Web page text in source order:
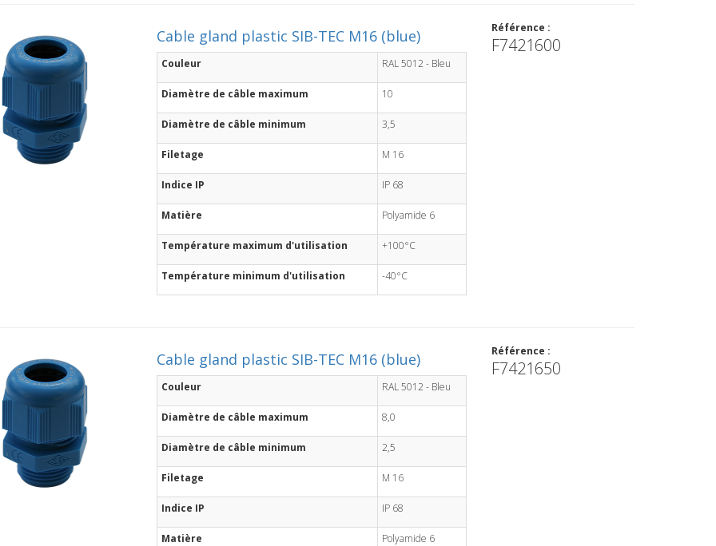
Cable gland plastic SIB-TEC M16 (blue)
Couleur RAL 5012 - Bleu
Diamètre de câble maximum 10
Diamètre de câble minimum 3,5
Filetage M 16
Indice IP IP 68
Matière Polyamide 6
Température maximum d'utilisation +100°C
Température minimum d'utilisation -40°C
Référence :
F7421600
Cable gland plastic SIB-TEC M16 (blue)
Couleur RAL 5012 - Bleu
Diamètre de câble maximum 8,0
Diamètre de câble minimum 2,5
Filetage M 16
Indice IP IP 68
Matière Polyamide 6
Référence :
F7421650